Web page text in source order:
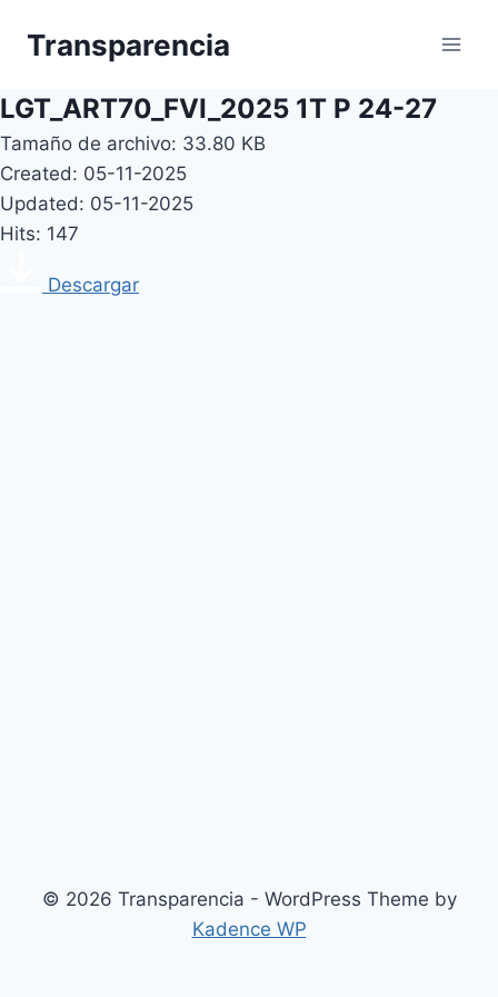
Transparencia
LGT_ART70_FVI_2025 1T P 24-27
Tamaño de archivo: 33.80 KB
Created: 05-11-2025
Updated: 05-11-2025
Hits: 147
Descargar
© 2026 Transparencia - WordPress Theme by
Kadence WP